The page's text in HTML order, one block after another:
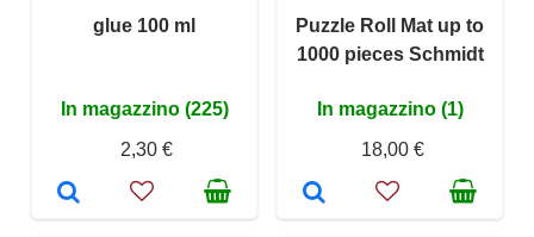
glue 100 ml
In magazzino (225)
2,30 €
Puzzle Roll Mat up to
1000 pieces Schmidt
In magazzino (1)
18,00 €